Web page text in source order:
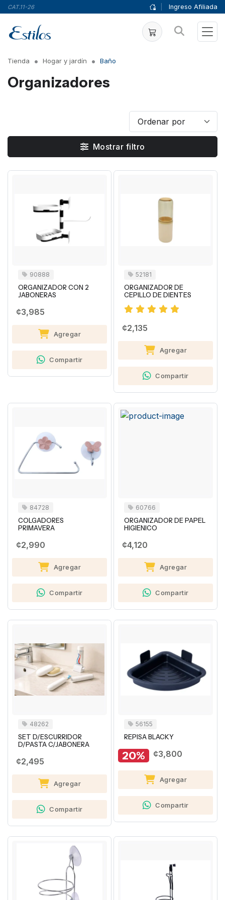
CAT.11-26 Ingreso Afiliada
Tienda Hogar y jardín Baño
Organizadores
Mostrar filtro
90888
ORGANIZADOR CON 2
JABONERAS
¢3,985
Agregar
Compartir
52181
ORGANIZADOR DE
CEPILLO DE DIENTES
¢2,135
Agregar
Compartir
84728
COLGADORES
PRIMAVERA
¢2,990
Agregar
Compartir
60766
ORGANIZADOR DE PAPEL
HIGIENICO
¢4,120
Agregar
Compartir
48262
SET D/ESCURRIDOR
D/PASTA C/JABONERA
¢2,495
Agregar
Compartir
56155
REPISA BLACKY
20% ¢3,800
Agregar
Compartir